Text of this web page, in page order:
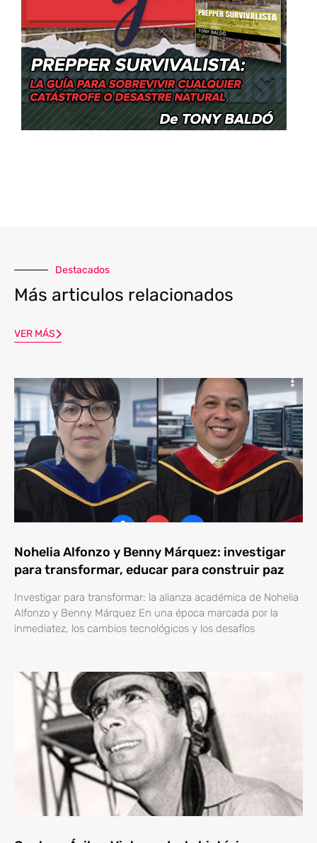
Destacados
Más articulos relacionados
VER MÁS
Nohelia Alfonzo y Benny Márquez: investigar
para transformar, educar para construir paz
Investigar para transformar: la alianza académica de Nohelia
Alfonzo y Benny Márquez En una época marcada por la
inmediatez, los cambios tecnológicos y los desafíos